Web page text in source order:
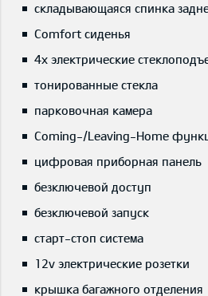
складывающаяся спинка
Comfort сиденья
4x электрические
тонированные стекла
парковочная камера
Coming-/Leaving-Home
цифровая приборная панель
безключевой доступ
безключевой запуск
старт-стоп система
12v электрические розетки
крышка багажного отделения